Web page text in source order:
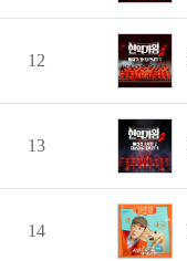
12
13
14